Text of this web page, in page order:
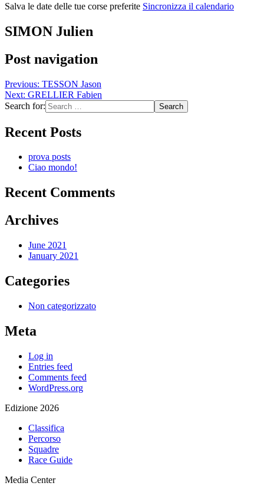
Salva le date delle tue corse preferite Sincronizza il calendario
SIMON Julien
Post navigation
Previous: TESSON Jason
Next: GRELLIER Fabien
Search for:
Recent Posts
prova posts
Ciao mondo!
Recent Comments
Archives
June 2021
January 2021
Categories
Non categorizzato
Meta
Log in
Entries feed
Comments feed
WordPress.org
Edizione 2026
Classifica
Percorso
Squadre
Race Guide
Media Center